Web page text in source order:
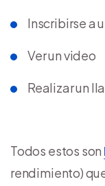
Inscribirse a
Ver un video
Realizar un
Todos estos son
rendimiento)